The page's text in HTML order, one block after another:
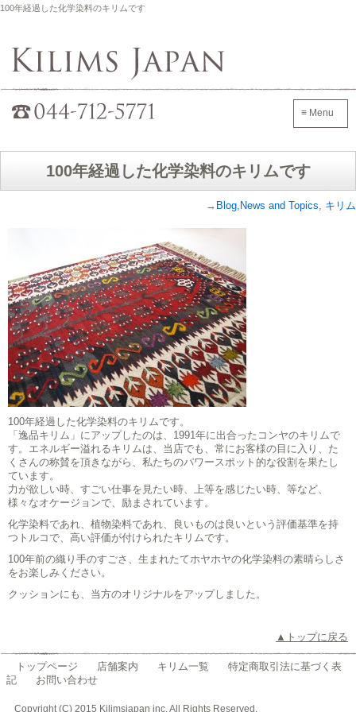
100年経過した化学染料のキリムです
≡ Menu
100年経過した化学染料のキリムです
→ Blog,News and Topics, キリム
100年経過した化学染料のキリムです。
「逸品キリム」にアップしたのは、1991年に出合ったコンヤのキリムで
す。エネルギー溢れるキリムは、当店でも、常にお客様の目に入り、た
くさんの称賛を頂きながら、私たちのパワースポット的な役割を果たし
ています。
力が欲しい時、すごい仕事を見たい時、上等を感じたい時、等など、
様々なオケージョンで、励まされています。
化学染料であれ、植物染料であれ、良いものは良いという評価基準を持
つトルコで、高い評価が付けられたキリムです。
100年前の織り手のすごさ、生まれたてホヤホヤの化学染料の素晴らしさ
をお楽しみください。
クッションにも、当方のオリジナルをアップしました。
▲トップに戻る
トップページ 店舗案内 キリム一覧
特定商取引法に基づく表
記
お問い合わせ
Copyright (C) 2015 Kilimsjapan inc. All Rights Reserved.